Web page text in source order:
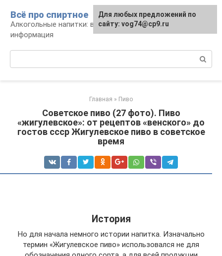
контенту
Всё про спиртное
Алкогольные напитки: виды, рецепты,
информация
Главная » Пиво
Советское пиво (27 фото). Пиво
«жигулевское»: от рецептов «венского» до
гостов ссср Жигулевское пиво в советское
время
История
Но для начала немного истории напитка. Изначально
термин «Жигулевское пиво» использовался не для
Для любых предложений по
сайту: vog74@cp9.ru